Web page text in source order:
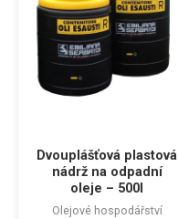
Dvouplášťová plastová
nádrž na odpadní
oleje – 500l
Olejové hospodářství